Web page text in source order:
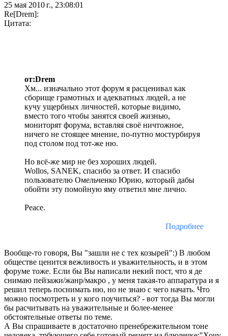
25 мая 2010 г., 23:08:01
Re[Drem]:
Цитата:
от:Drem
Хм... изначально этот форум я расценивал как
сборище грамотных и адекватных людей, а не
кучу ущербных личностей, которые видимо,
вместо того чтобы занятся своей жизнью,
мониторят форума, вставляя своё ничтожное,
ничего не стоящее мнение, по-путно мостурбируя
под столом под тот-же ню.
Но всё-же мир не без хороших людей.
Wollos, SANEK, спасибо за ответ. И спасибо
пользователю Омельченко Юрию, который дабы
обойти эту помойную яму ответил мне лично.
Peace.
Подробнее
Вообще-то говоря, Вы "зашли не с тех козырей":) В любом
обществе ценится вежливость и уважительность, и в этом
форуме тоже. Если бы Вы написали некий пост, что я де
снимаю пейзажи/жанр/макро , у меня такая-то аппаратура и я
решил теперь поснимать ню, но не знаю с чего начать. Что
можно посмотреть и у кого поучиться? - вот тогда Вы могли
бы расчитывать на уважительные и более-менее
обстоятельные ответы по теме.
А Вы спрашиваете в достаточно пренебрежительном тоне